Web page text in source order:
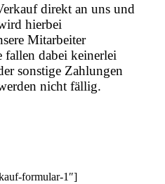
direkt an uns und
hierbei
Mitarbeiter
dabei keinerlei
sonstige Zahlungen
nicht fällig.
formular-1″]